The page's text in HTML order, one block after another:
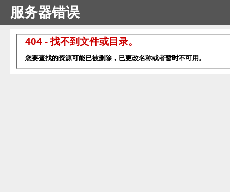
服务器错误
404 - 找不到文件或目录。
您要查找的资源可能已被删除，已更改名称或者暂时不可用。